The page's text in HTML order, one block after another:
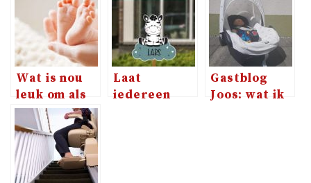
Wat is nou
leuk om als
kraamcadeau
te geven?
Laat
iedereen
Gastblog
Joos: wat ik